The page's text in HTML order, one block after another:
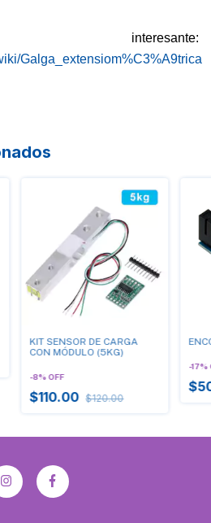
Galga_extensiom%C3%A9trica
KIT SENSOR DE CARGA
CON MÓDULO (5KG)
-8%OFF
$110.00 $120.00
-17%